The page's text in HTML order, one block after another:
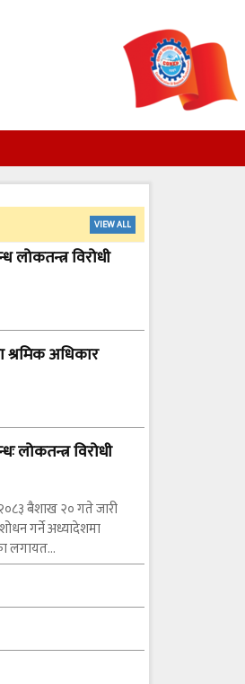
VIEW ALL
लोकतन्त्र विरोधी
अधिकार
लोकतन्त्र विरोधी
बैशाख २० गते जारी
गर्ने अध्यादेशमा
लगायत…